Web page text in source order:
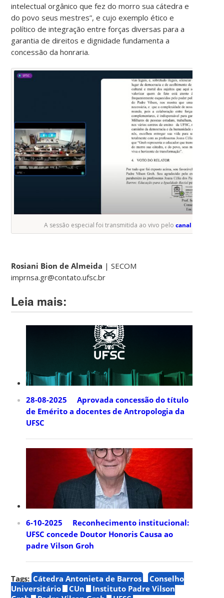
intelectual orgânico que fez do morro sua cátedra e
do povo seus mestres”, e cujo exemplo ético e
político de integração entre forças diversas para a
garantia de direitos e dignidade fundamenta a
concessão da honraria.
A sessão especial foi transmitida ao vivo pelo canal do CUn
Rosiani Bion de Almeida | SECOM
imprnsa.gr@contato.ufsc.br
Leia mais:
28-08-2025 Aprovada concessão do título
de Emérito a docentes de Antropologia da
UFSC
6-10-2025 Reconhecimento institucional:
UFSC concede Doutor Honoris Causa ao
padre Vilson Groh
Tags: Cátedra Antonieta de Barros
Conselho
Universitário
CUn
Instituto Padre Vilson